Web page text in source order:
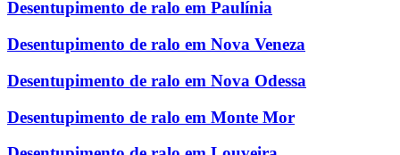
Desentupimento de ralo em Paulínia
Desentupimento de ralo em Nova Veneza
Desentupimento de ralo em Nova Odessa
Desentupimento de ralo em Monte Mor